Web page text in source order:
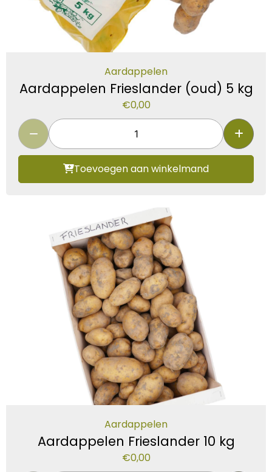
Aardappelen
Aardappelen Frieslander (oud) 5 kg
€0,00
Toevoegen aan winkelmand
Aardappelen
Aardappelen Frieslander 10 kg
€0,00